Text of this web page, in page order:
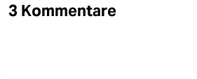
3 Kommentare